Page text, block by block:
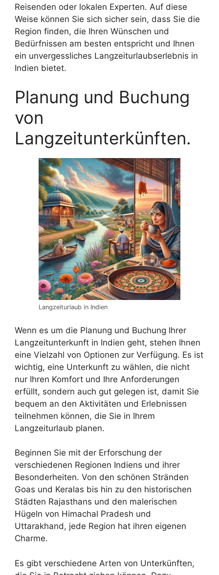
Reisenden oder lokalen Experten. Auf diese
Weise können Sie sich sicher sein, dass Sie die
Region finden, die Ihren Wünschen und
Bedürfnissen am besten entspricht und Ihnen
ein unvergessliches Langzeiturlaubserlebnis in
Indien bietet.
Planung und Buchung
von
Langzeitunterkünften.
Langzeiturlaub in Indien
Wenn es um die Planung und Buchung Ihrer
Langzeitunterkunft in Indien geht, stehen Ihnen
eine Vielzahl von Optionen zur Verfügung. Es ist
wichtig, eine Unterkunft zu wählen, die nicht
nur Ihren Komfort und Ihre Anforderungen
erfüllt, sondern auch gut gelegen ist, damit Sie
bequem an den Aktivitäten und Erlebnissen
teilnehmen können, die Sie in Ihrem
Langzeiturlaub planen.
Beginnen Sie mit der Erforschung der
verschiedenen Regionen Indiens und ihrer
Besonderheiten. Von den schönen Stränden
Goas und Keralas bis hin zu den historischen
Städten Rajasthans und den malerischen
Hügeln von Himachal Pradesh und
Uttarakhand, jede Region hat ihren eigenen
Charme.
Es gibt verschiedene Arten von Unterkünften,